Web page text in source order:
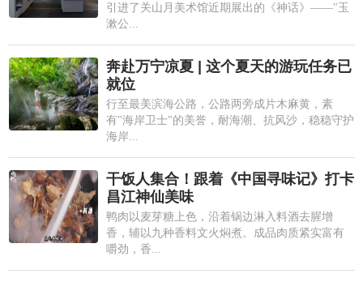
引进了关山月美术馆近期展出的《神话》——"玉
漱公...
奔赴万宁凉夏 | 这个夏天的游玩任务已
就位
行至最美滨海公路，公路两旁成片木麻黄，素
有"海岸卫士"的美誉，耐海潮、抗风沙，稳稳守护
海岸...
干饭人集合！跟着《中国寻味记》打卡
昌江神仙美味
鸭肉以麦芽糖上色，沿着锅边淋入料酒去腥增
香，辅以九种香料文火焖煮。成品肉质紧实富有
嚼劲，香...